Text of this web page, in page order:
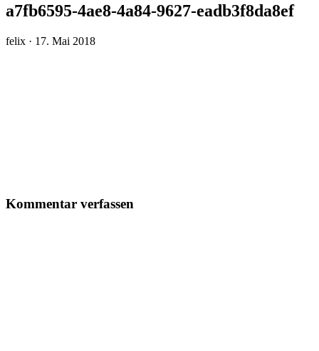
a7fb6595-4ae8-4a84-9627-eadb3f8da8ef
felix · Veröffentlicht
17. Mai 2018
Kommentar verfassen